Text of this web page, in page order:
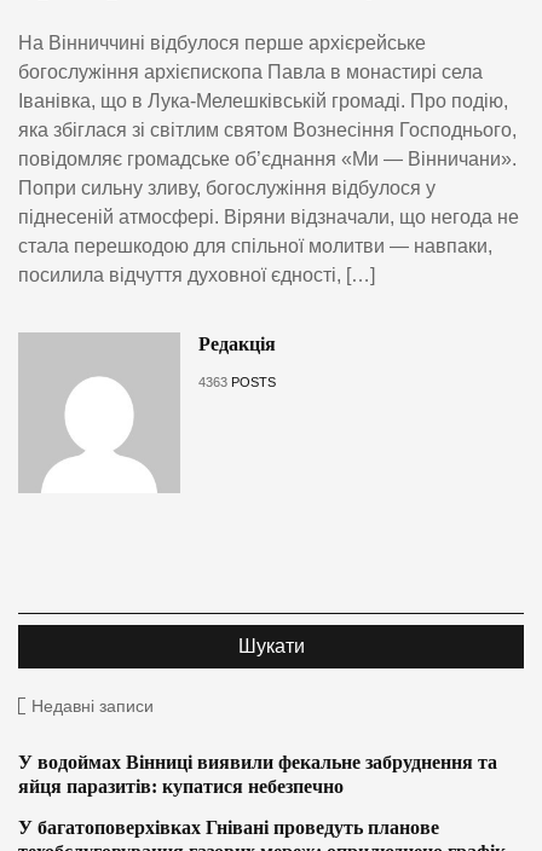
На Вінниччині відбулося перше архієрейське
богослужіння архієпископа Павла в монастирі села
Іванівка, що в Лука-Мелешківській громаді. Про подію,
яка збіглася зі світлим святом Вознесіння Господнього,
повідомляє громадське об’єднання «Ми — Вінничани».
Попри сильну зливу, богослужіння відбулося у
піднесеній атмосфері. Віряни відзначали, що негода не
стала перешкодою для спільної молитви — навпаки,
посилила відчуття духовної єдності, […]
Редакція
4363 POSTS
Недавні записи
У водоймах Вінниці виявили фекальне забруднення та
яйця паразитів: купатися небезпечно
У багатоповерхівках Гнівані проведуть планове